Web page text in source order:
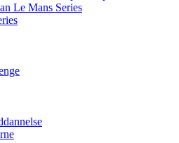
Le Mans Series